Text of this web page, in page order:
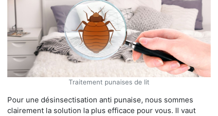
Traitement punaises de lit
Pour une désinsectisation anti punaise, nous sommes
clairement la solution la plus efficace pour vous. Il vaut